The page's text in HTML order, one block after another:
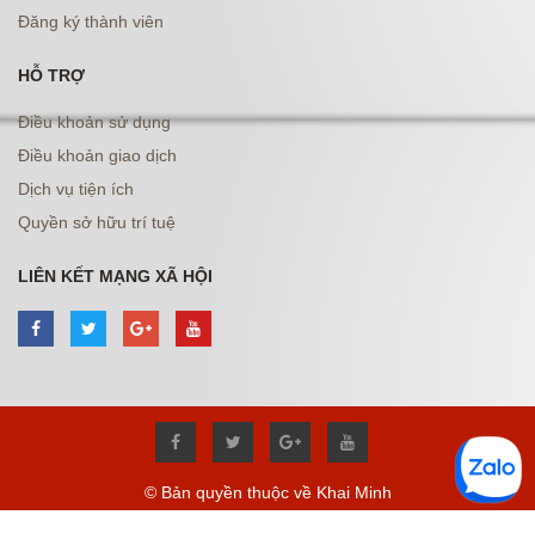
Đăng ký thành viên
HỖ TRỢ
Điều khoản sử dụng
Điều khoản giao dịch
Dịch vụ tiện ích
Quyền sở hữu trí tuệ
LIÊN KẾT MẠNG XÃ HỘI
© Bản quyền thuộc về Khai Minh